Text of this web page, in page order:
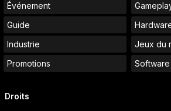
Événement
Guide
Industrie
Jeux du
Promotions
Software
Droits